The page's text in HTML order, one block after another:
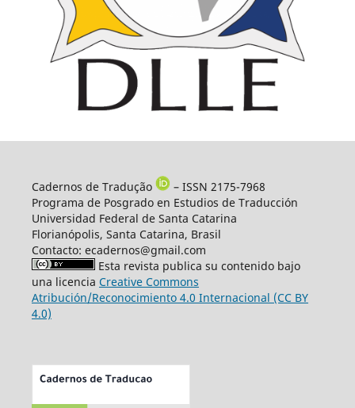
Cadernos de Tradução
– ISSN 2175-7968
Programa de Posgrado en Estudios de Traducción
Universidad Federal de Santa Catarina
Florianópolis, Santa Catarina, Brasil
Contacto: ecadernos@gmail.com
Esta revista publica su contenido bajo
una licencia Creative Commons
Atribución/Reconocimiento 4.0 Internacional (CC BY
4.0)